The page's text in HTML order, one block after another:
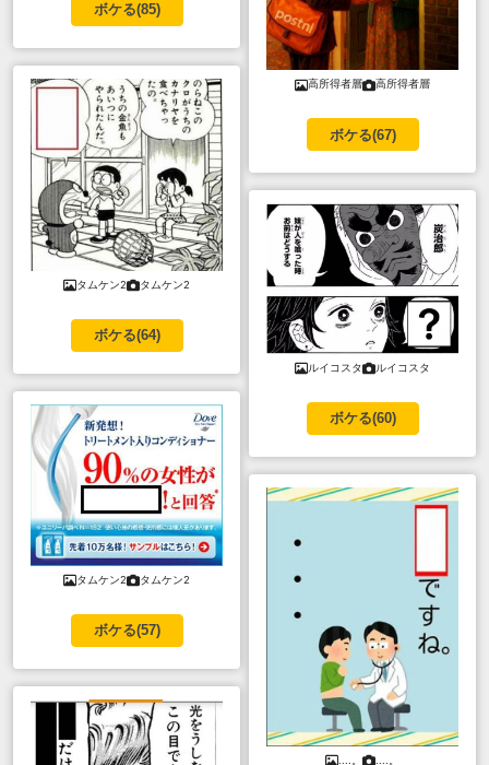
ボケる(85)
タムケン2 タムケン2
ボケる(64)
タムケン2 タムケン2
ボケる(57)
高所得者層 高所得者層
ボケる(67)
ルイコスタ ルイコスタ
ボケる(60)